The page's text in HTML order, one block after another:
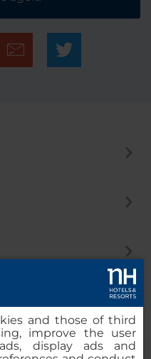
and those of third
improve the user
display ads and